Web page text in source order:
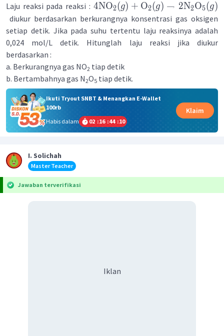
Laju reaksi pada reaksi : 4NO2(g) + O2(g) → 2N2O5(g)
diukur berdasarkan berkurangnya konsentrasi gas oksigen
setiap detik. Jika pada suhu tertentu laju reaksinya adalah
0,024 mol/L detik. Hitunglah laju reaksi jika diukur
berdasarkan :
a. Berkurangnya gas NO2 tiap detik
b. Bertambahnya gas N2O5 tiap detik.
Ikuti Tryout SNBT & Menangkan E-Wallet
100rb
Habis dalam
02 :16 :44 :10
Klaim
I. Solichah
Master Teacher
Jawaban terverifikasi
Iklan